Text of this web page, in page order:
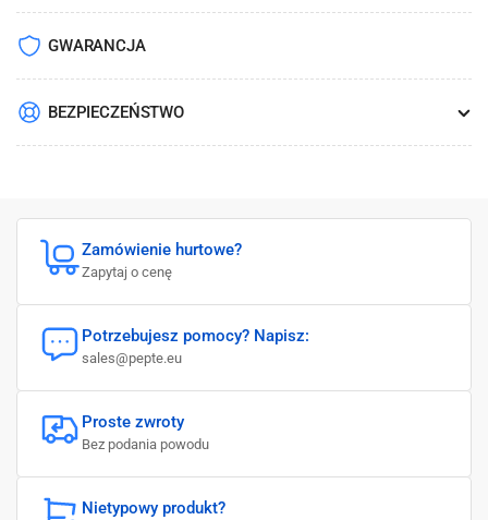
GWARANCJA
BEZPIECZEŃSTWO
Zamówienie hurtowe?
Zapytaj o cenę
Potrzebujesz pomocy? Napisz:
sales@pepte.eu
Proste zwroty
Bez podania powodu
Nietypowy produkt?